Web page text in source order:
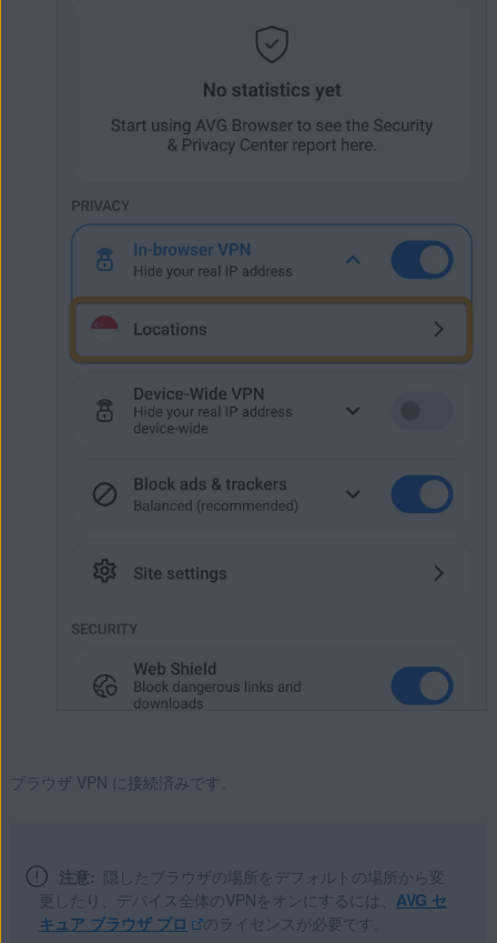
ブラウザ VPN に接続済みです。
注意: 隠したブラウザの場所をデフォルトの場所から変
更したり、デバイス全体のVPNをオンにするには、 AVG セ
キュア ブラウザ プロ
のライセンスが必要です。